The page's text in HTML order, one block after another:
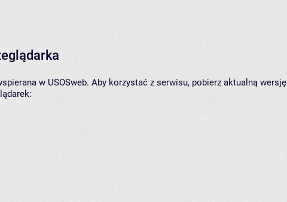
w USOSweb. Aby korzystać z serwisu, pobierz aktualną wersję